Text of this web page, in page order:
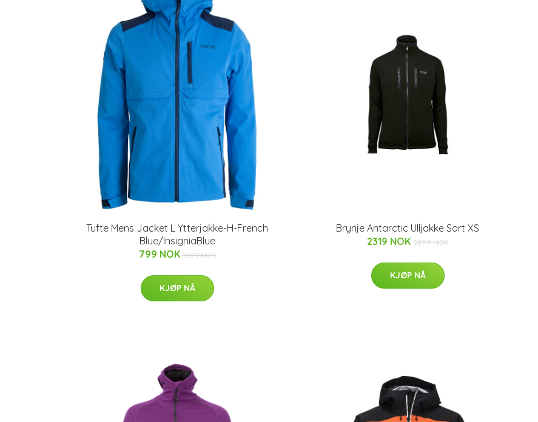
Tufte Mens Jacket L Ytterjakke-H-French
Blue/InsigniaBlue
799 NOK 1599 NOK
KJØP NÅ
Brynje Antarctic Ulljakke Sort XS
2319 NOK 2899 NOK
KJØP NÅ